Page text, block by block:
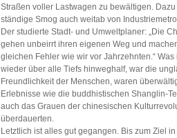
Straßen voller Lastwagen zu bewältigen.
ständige Smog auch weitab von
Der studierte Stadt- und Umweltplaner: „Die
gehen unbeirrt ihren eigenen Weg und
gleichen Fehler wie wir vor Jahrzehnten.“ Was
wieder über alle Tiefs hinweghalf, war die
Freundlichkeit der Menschen, waren
Erlebnisse wie die buddhistischen Shanglin-
auch das Grauen der chinesischen
überdauerten.
Letztlich ist alles gut gegangen. Bis zum Ziel in